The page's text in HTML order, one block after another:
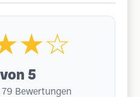
von 5
Bewertungen